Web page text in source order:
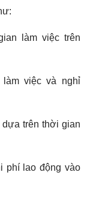
làm việc trên
việc và nghỉ
trên thời gian
phí lao động vào